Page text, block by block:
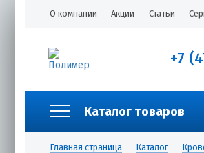
О компании Акции Статьи
+7
Каталог товаров
Главная страница Каталог